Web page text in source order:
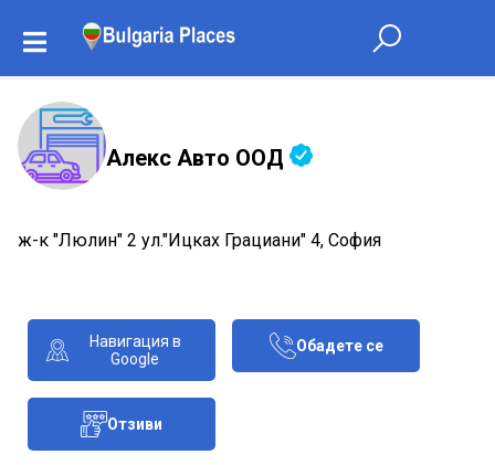
Алекс Авто ООД
ж-к "Люлин" 2 ул."Ицках Грациани" 4, София
Навигация в
Google
Обадете се
Отзиви